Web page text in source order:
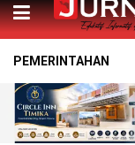
PEMERINTAHAN